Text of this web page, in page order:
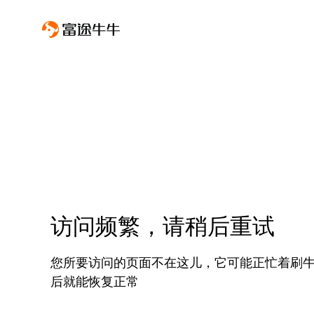
访问频繁，请稍后重试
您所要访问的页面不在这儿，它可能正忙着刷
后就能恢复正常